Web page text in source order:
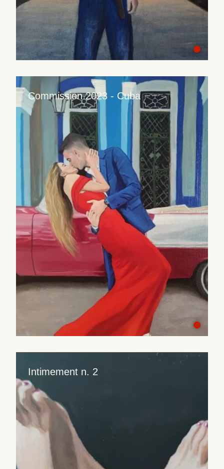
Commission 2023 - Cuba
Intimement n. 2